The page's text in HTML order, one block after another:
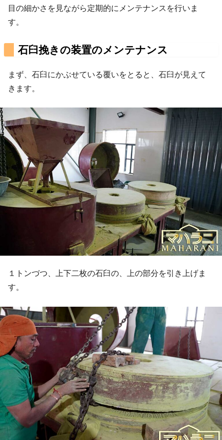
目の細かさを見ながら定期的にメンテナンスを行いま
す。
石臼挽きの装置のメンテナンス
まず、石臼にかぶせている覆いをとると、石臼が見えて
きます。
１トンづつ、上下二枚の石臼の、上の部分を引き上げま
す。